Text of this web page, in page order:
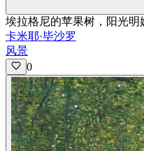
埃拉格尼的苹果树，阳光明
卡米耶·毕沙罗
风景
0